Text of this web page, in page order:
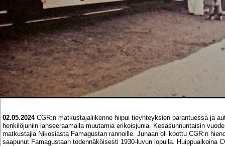
02.05.2024CGR:n matkustajaliikenne hiipui tieyhteyksien parantuessa ja
henkilöjuniin lanseeraamalla muutamia erikoisjunia. Kesäsunnuntaisin
matkustajia Nikosiasta Famagustan rannoille. Junaan oli koottu CGR:n
saapunut Famagustaan todennäköisesti 1930-luvun lopulla. Huippuaikoina